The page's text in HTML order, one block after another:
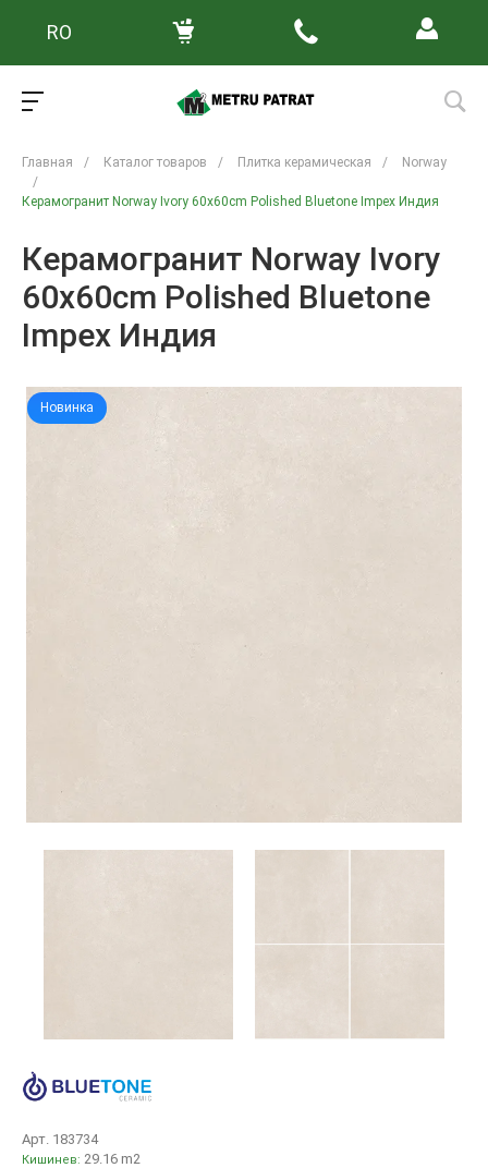
RO
Главная / Каталог товаров / Плитка керамическая /
Norway
/
Керамогранит Norway Ivory 60x60cm Polished Bluetone Impex Индия
Керамогранит Norway Ivory
60x60cm Polished Bluetone
Impex Индия
Новинка
Арт. 183734
Кишинев: 29.16 m2